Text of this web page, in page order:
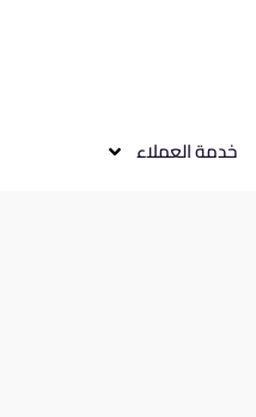
خدمة العملاء